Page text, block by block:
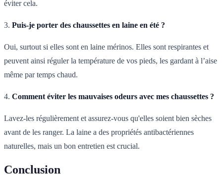
éviter cela.
3. Puis-je porter des chaussettes en laine en été ?
Oui, surtout si elles sont en laine mérinos. Elles sont respirantes et
peuvent ainsi réguler la température de vos pieds, les gardant à l’aise
même par temps chaud.
4. Comment éviter les mauvaises odeurs avec mes chaussettes ?
Lavez-les régulièrement et assurez-vous qu'elles soient bien sèches
avant de les ranger. La laine a des propriétés antibactériennes
naturelles, mais un bon entretien est crucial.
Conclusion